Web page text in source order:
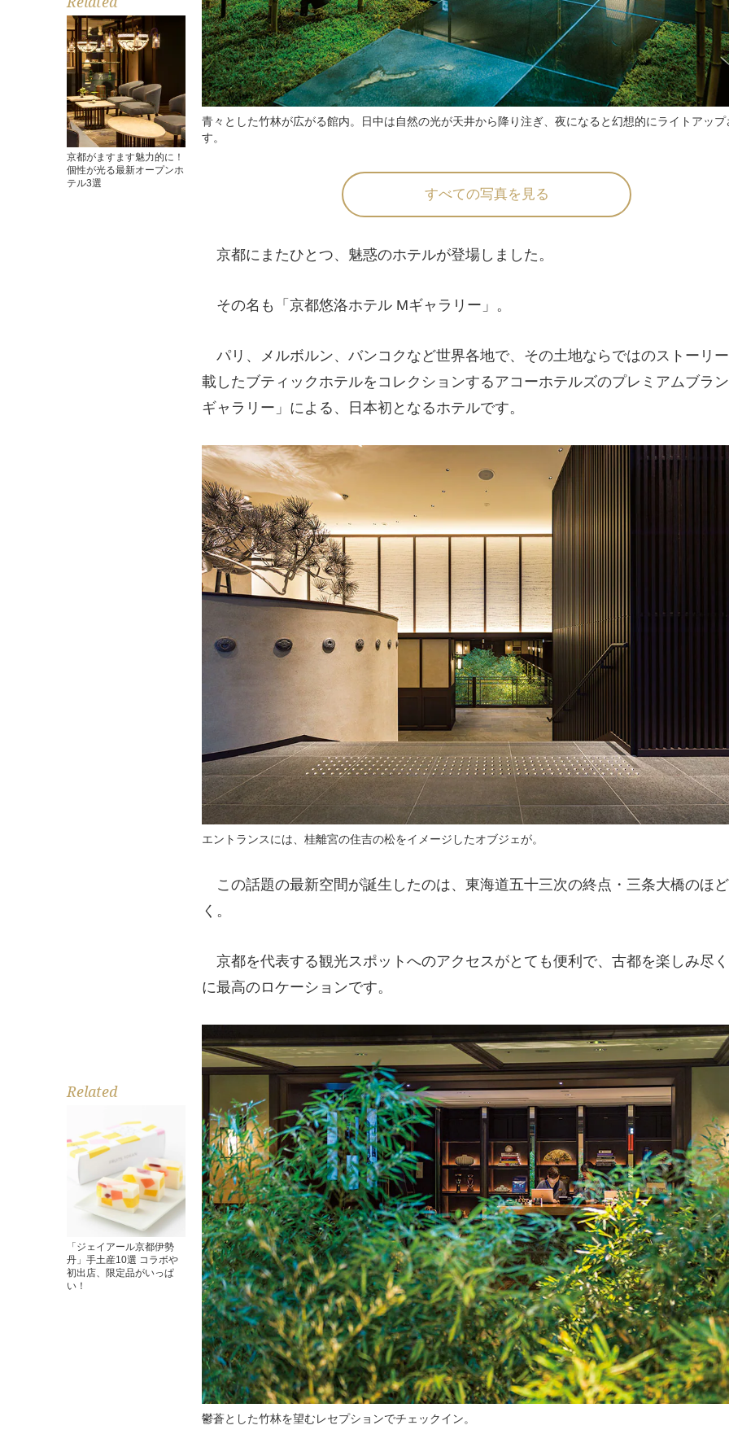
京都がますます魅力的に！
個性が光る最新オープンホ
テル3選
Related
「ジェイアール京都伊勢
丹」手土産10選 コラボや
初出店、限定品がいっぱ
い！
青々とした竹林が広がる館内。日中は自然の光が天井から降り注ぎ、夜になると幻想的にライトアップ
す。
すべての写真を見る
京都にまたひとつ、魅惑のホテルが登場しました。
その名も「京都悠洛ホテル Mギャラリー」。
パリ、メルボルン、バンコクなど世界各地で、その土地ならではのストーリ
載したブティックホテルをコレクションするアコーホテルズのプレミアムブラ
ギャラリー」による、日本初となるホテルです。
エントランスには、桂離宮の住吉の松をイメージしたオブジェが。
この話題の最新空間が誕生したのは、東海道五十三次の終点・三条大橋のほ
く。
京都を代表する観光スポットへのアクセスがとても便利で、古都を楽しみ尽
に最高のロケーションです。
鬱蒼とした竹林を望むレセプションでチェックイン。